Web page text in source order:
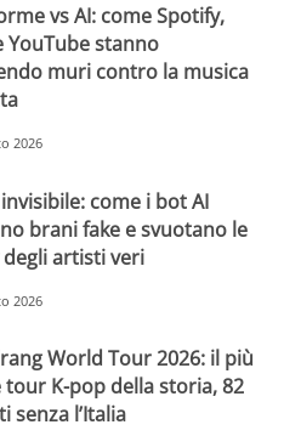
vs AI: come Spotify,
YouTube stanno
muri contro la musica
2026
come i bot AI
brani fake e svuotano le
artisti veri
2026
World Tour 2026: il più
tour K-pop della storia, 82
senza l’Italia